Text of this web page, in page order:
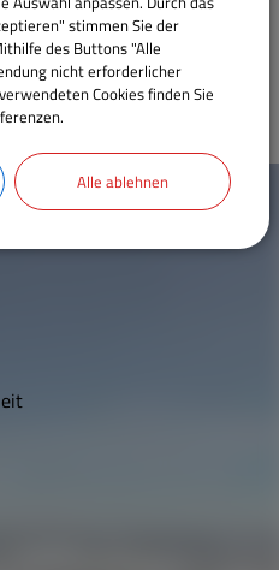
stimmen Sie der
des Buttons "Alle
nicht erforderlicher
Cookies finden Sie
Alle ablehnen